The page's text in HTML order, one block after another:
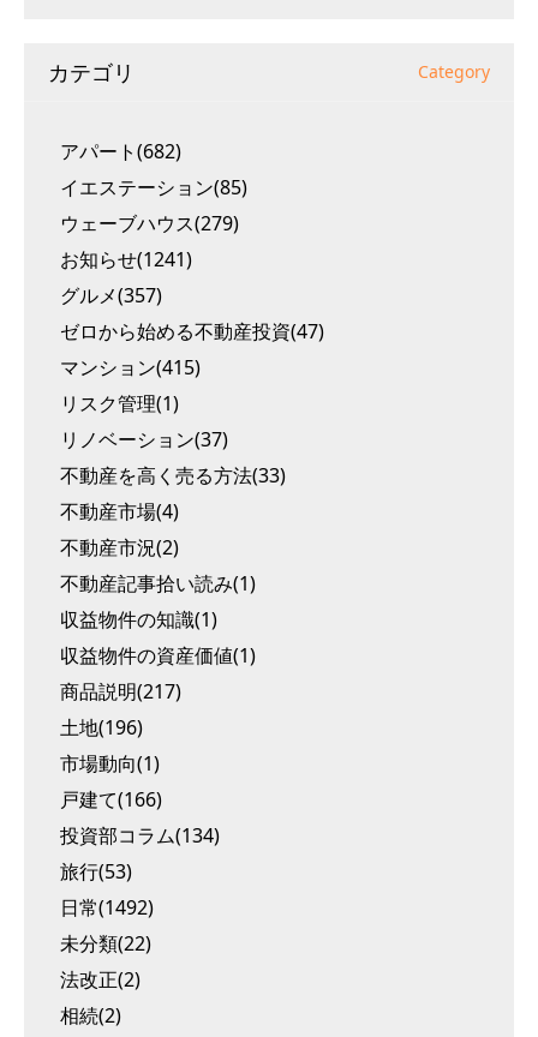
カテゴリ Category
アパート(682)
イエステーション(85)
ウェーブハウス(279)
お知らせ(1241)
グルメ(357)
ゼロから始める不動産投資(47)
マンション(415)
リスク管理(1)
リノベーション(37)
不動産を高く売る方法(33)
不動産市場(4)
不動産市況(2)
不動産記事拾い読み(1)
収益物件の知識(1)
収益物件の資産価値(1)
商品説明(217)
土地(196)
市場動向(1)
戸建て(166)
投資部コラム(134)
旅行(53)
日常(1492)
未分類(22)
法改正(2)
相続(2)